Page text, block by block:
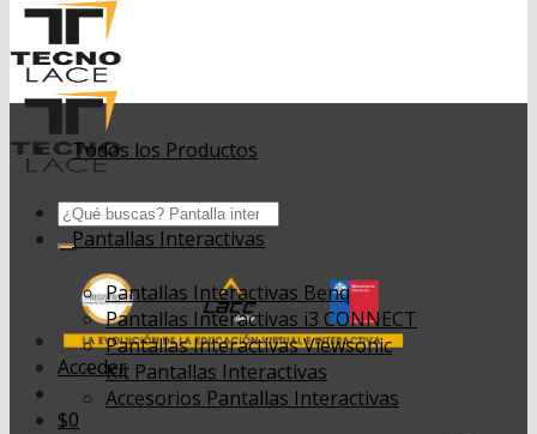
Buscar
por:
Acceder
$0
Todos los Productos
Pantallas Interactivas
Pantallas Interactivas Benq
Pantallas Interactivas i3 CONNECT
Pantallas Interactivas Viewsonic
Kit Pantallas Interactivas
Accesorios Pantallas Interactivas